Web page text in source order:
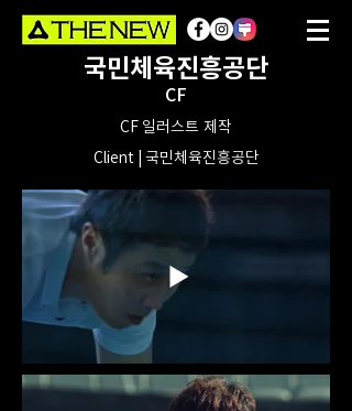
국민체육진흥공단
CF
CF 일러스트 제작
Client | 국민체육진흥공단